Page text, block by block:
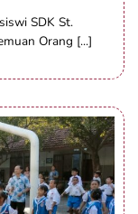
SDK St.
Orang [...]